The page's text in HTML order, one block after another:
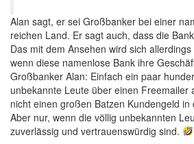
Alan sagt, er sei Großbanker bei einer
reichen Land. Er sagt auch, dass die
Das mit dem Ansehen wird sich
wenn diese namenlose Bank ihre
Großbanker Alan: Einfach ein paar
unbekannte Leute über einen Freemailer
nicht einen großen Batzen Kundengeld
Aber nur, wenn die völlig unbekannten
zuverlässig und vertrauenswürdig sind.